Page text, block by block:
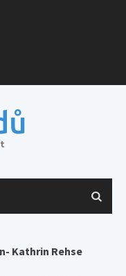
Kathrin Rehse